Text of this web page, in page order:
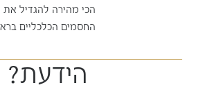
הכי מהירה להגדיל
החסמים הכלכליים
הידעת?